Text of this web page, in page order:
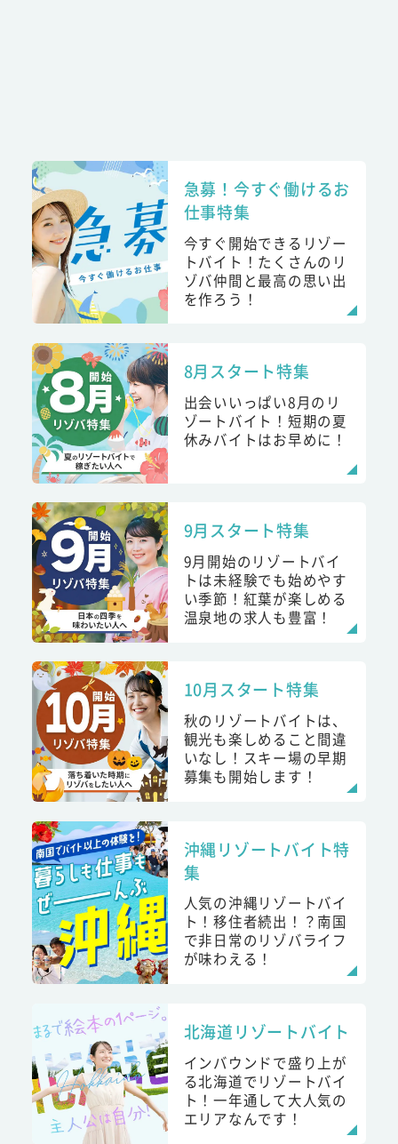
急募！今すぐ働けるお
仕事特集
今すぐ開始できるリゾー
トバイト！たくさんのリ
ゾバ仲間と最高の思い出
を作ろう！
8月スタート特集
出会いいっぱい8月のリ
ゾートバイト！短期の夏
休みバイトはお早めに！
9月スタート特集
9月開始のリゾートバイ
トは未経験でも始めやす
い季節！紅葉が楽しめる
温泉地の求人も豊富！
10月スタート特集
秋のリゾートバイトは、
観光も楽しめること間違
いなし！スキー場の早期
募集も開始します！
沖縄リゾートバイト特
集
人気の沖縄リゾートバイ
ト！移住者続出！？南国
で非日常のリゾバライフ
が味わえる！
北海道リゾートバイト
インバウンドで盛り上が
る北海道でリゾートバイ
ト！一年通して大人気の
エリアなんです！